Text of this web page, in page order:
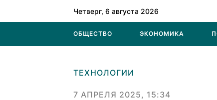
Четверг, 6 августа 2026
ОБЩЕСТВО ЭКОНОМИКА
ТЕХНОЛОГИИ
7 АПРЕЛЯ 2025, 15:34